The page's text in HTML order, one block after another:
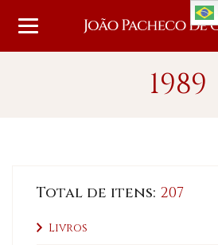
1989
Total de itens: 207
Livros